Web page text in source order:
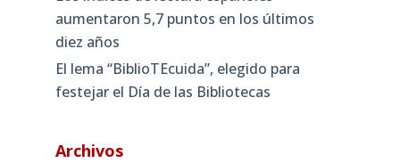
aumentaron 5,7 puntos en los últimos
diez años
El lema “BiblioTEcuida”, elegido para
festejar el Día de las Bibliotecas
Archivos